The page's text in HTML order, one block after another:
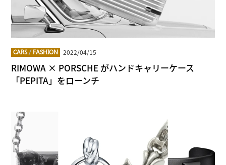
CARS/ FASHION 2022/04/15
RIMOWA × PORSCHE がハンドキャリーケース
「PEPITA」をローンチ